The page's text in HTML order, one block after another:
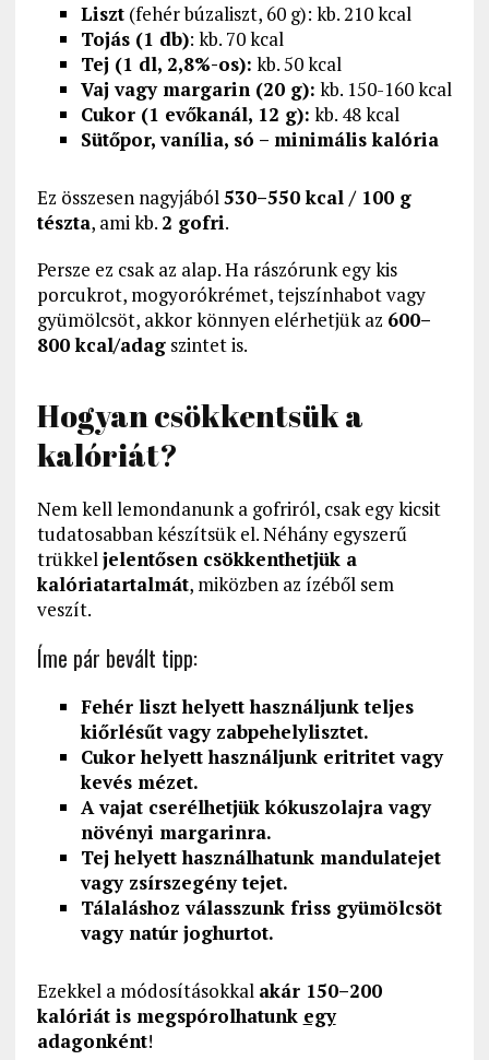
Liszt(fehér búzaliszt, 60 g): kb. 210 kcal
Tojás (1 db): kb. 70 kcal
Tej (1 dl, 2,8%-os): kb. 50 kcal
Vaj vagy margarin (20 g): kb. 150-160 kcal
Cukor (1 evőkanál, 12 g): kb. 48 kcal
Sütőpor, vanília, só – minimális kalória
Ez összesen nagyjából530–550 kcal / 100 g
tészta, ami kb. 2 gofri.
Persze ez csak az alap. Ha rászórunk egy kis
porcukrot, mogyorókrémet, tejszínhabot vagy
gyümölcsöt, akkor könnyen elérhetjük az 600–
800 kcal/adagszintet is.
Hogyan csökkentsük a
kalóriát?
Nem kell lemondanunk a gofriról, csak egy kicsit
tudatosabban készítsük el. Néhány egyszerű
trükkeljelentősen csökkenthetjük a
kalóriatartalmát, miközben az ízéből sem
veszít.
Íme pár bevált tipp:
Fehér liszt helyett használjunk teljes
kiőrlésűt vagy zabpehelylisztet.
Cukor helyett használjunk eritritet vagy
kevés mézet.
A vajat cserélhetjük kókuszolajra vagy
növényi margarinra.
Tej helyett használhatunk mandulatejet
vagy zsírszegény tejet.
Tálaláshoz válasszunk friss gyümölcsöt
vagy natúr joghurtot.
Ezekkel a módosításokkal akár 150–200
kalóriát is megspórolhatunk egy
adagonként!